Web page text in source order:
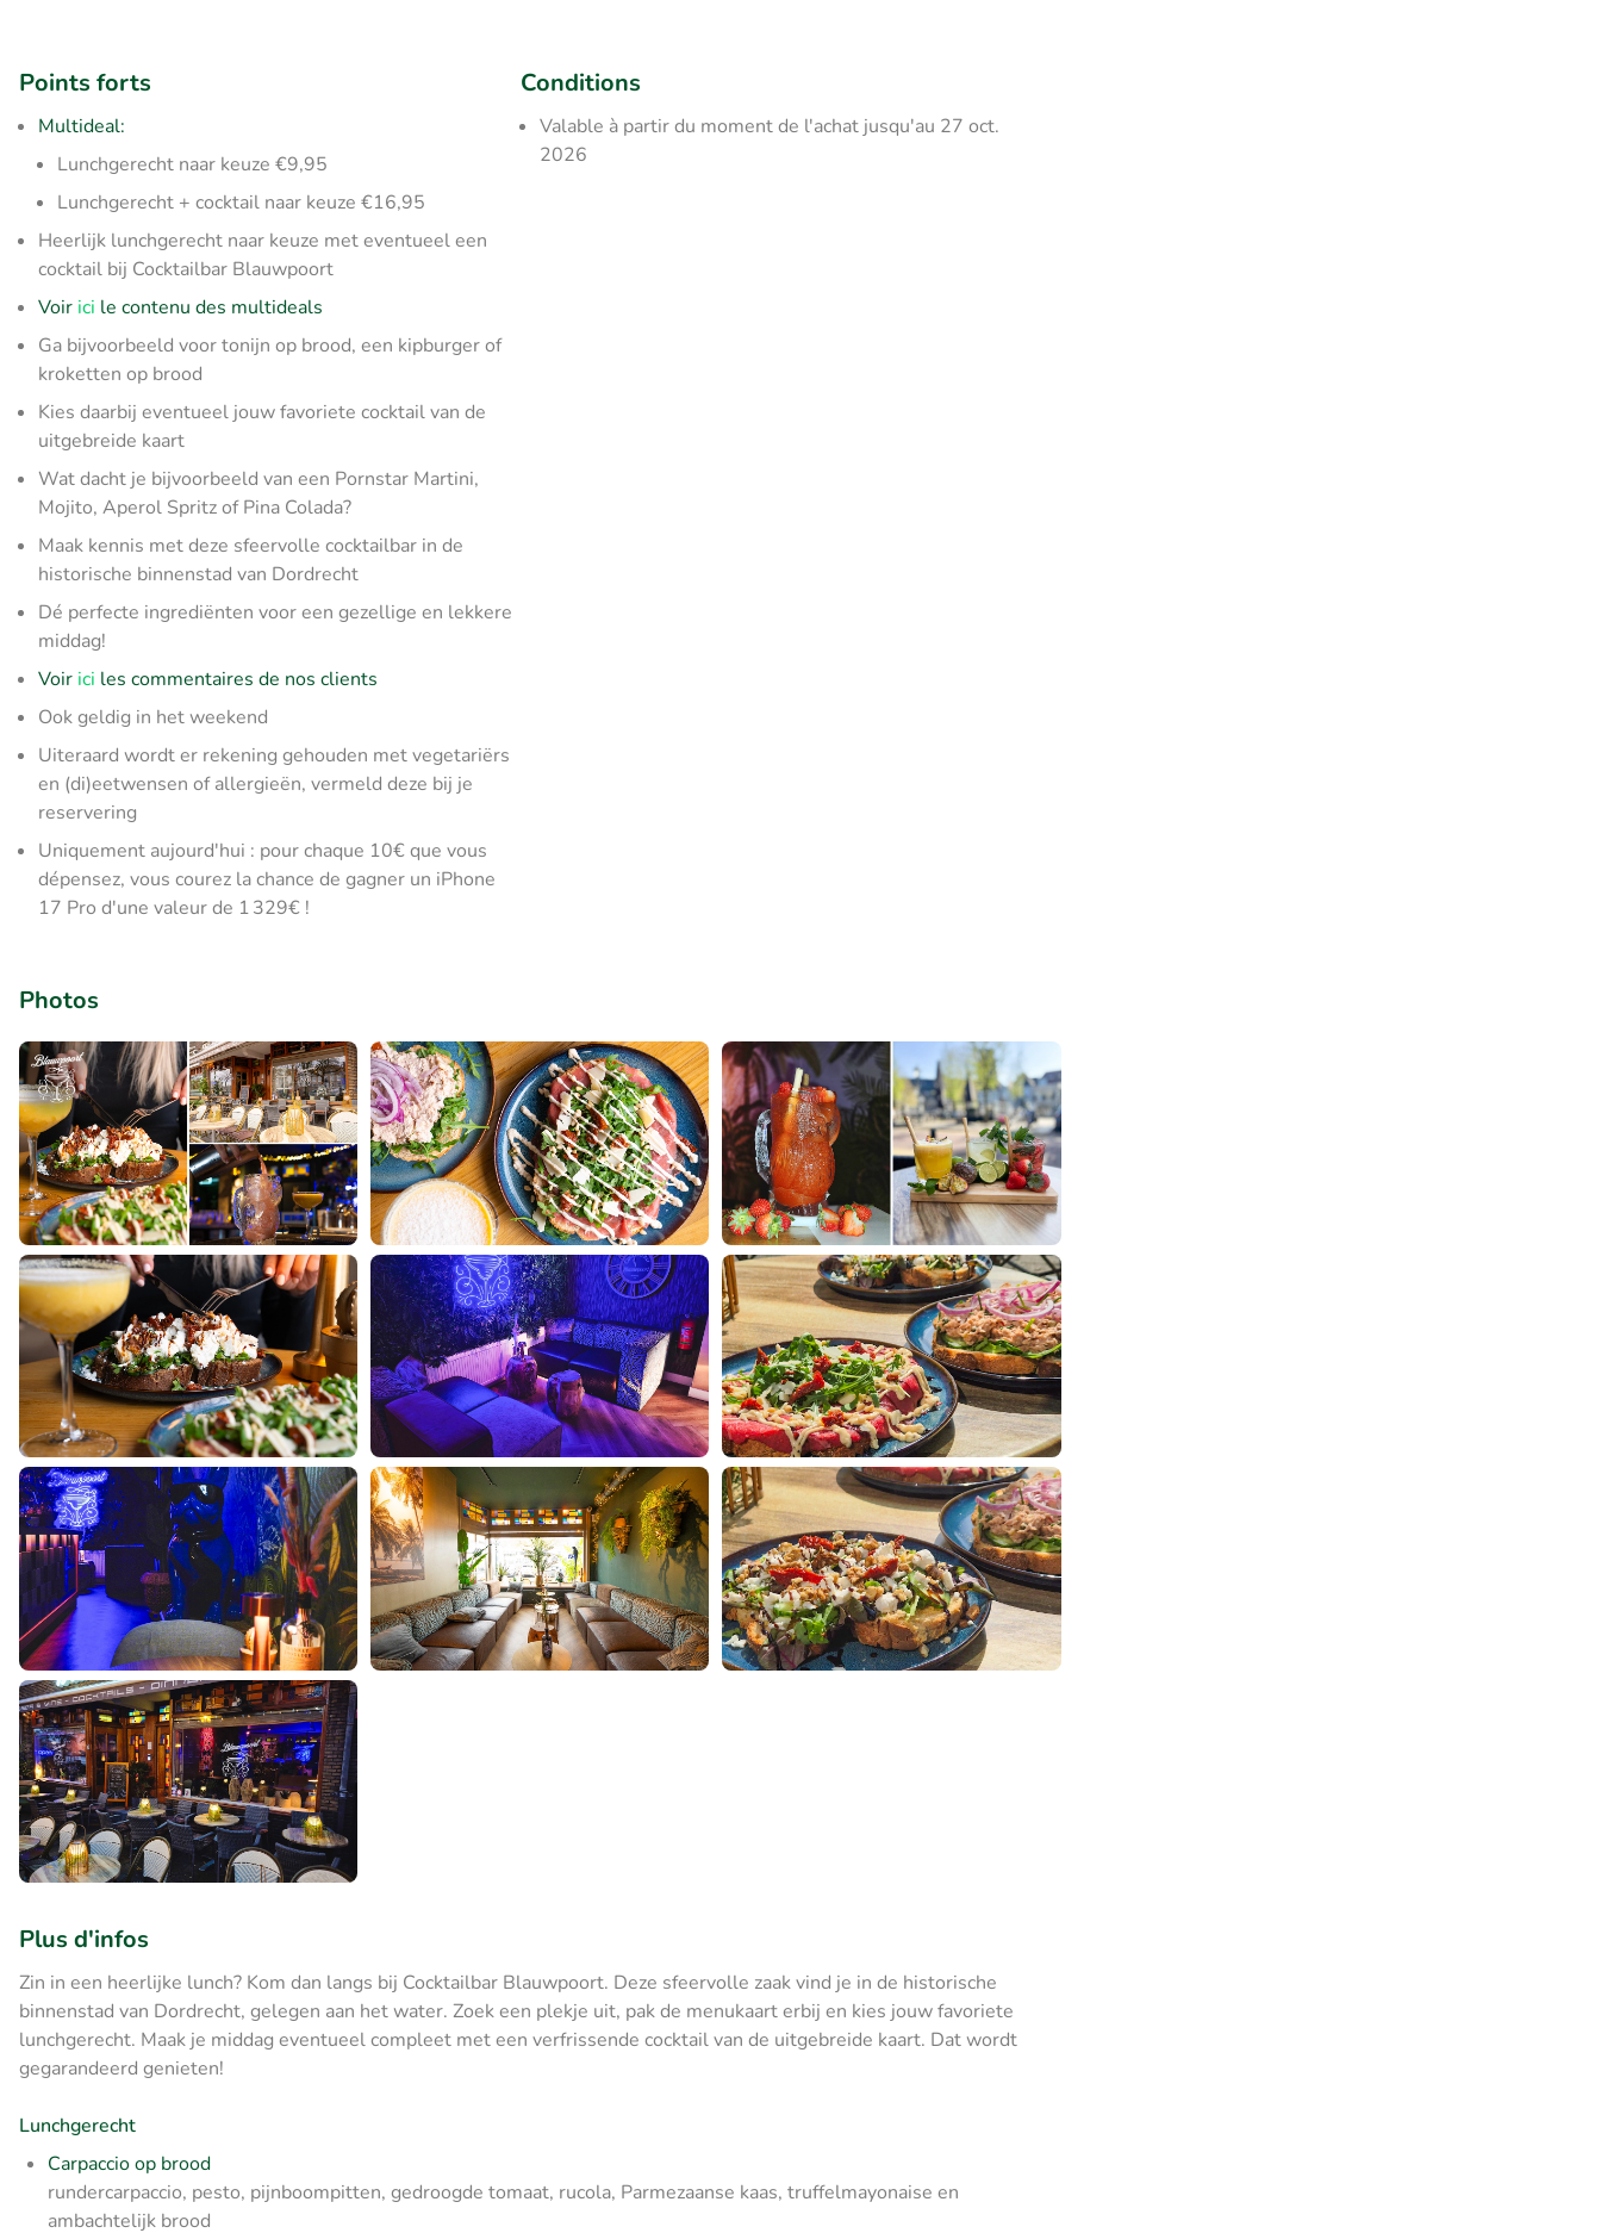
Points forts
Multideal:
Lunchgerecht naar keuze €9,95
Lunchgerecht + cocktail naar keuze €16,95
Heerlijk lunchgerecht naar keuze met eventueel een
cocktail bij Cocktailbar Blauwpoort
Voir ici le contenu des multideals
Ga bijvoorbeeld voor tonijn op brood, een kipburger of
kroketten op brood
Kies daarbij eventueel jouw favoriete cocktail van de
uitgebreide kaart
Wat dacht je bijvoorbeeld van een Pornstar Martini,
Mojito, Aperol Spritz of Pina Colada?
Maak kennis met deze sfeervolle cocktailbar in de
historische binnenstad van Dordrecht
Dé perfecte ingrediënten voor een gezellige en lekkere
middag!
Voir ici les commentaires de nos clients
Ook geldig in het weekend
Uiteraard wordt er rekening gehouden met vegetariërs
en (di)eetwensen of allergieën, vermeld deze bij je
reservering
Uniquement aujourd'hui : pour chaque 10€ que vous
dépensez, vous courez la chance de gagner un iPhone
17 Pro d'une valeur de 1 329€ !
Conditions
Valable à partir du moment de l'achat jusqu'au 27 oct.
2026
Photos
Plus d'infos
Zin in een heerlijke lunch? Kom dan langs bij Cocktailbar Blauwpoort. Deze sfeervolle zaak vind je in de historische
binnenstad van Dordrecht, gelegen aan het water. Zoek een plekje uit, pak de menukaart erbij en kies jouw favoriete
lunchgerecht. Maak je middag eventueel compleet met een verfrissende cocktail van de uitgebreide kaart. Dat wordt
gegarandeerd genieten!
Lunchgerecht
Carpaccio op brood
rundercarpaccio, pesto, pijnboompitten, gedroogde tomaat, rucola, Parmezaanse kaas, truffelmayonaise en
ambachtelijk brood